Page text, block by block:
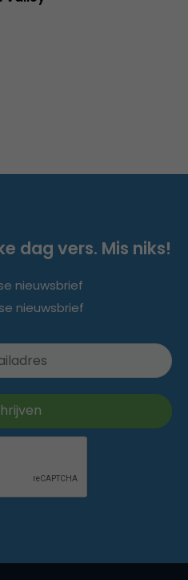
dag vers. Mis niks!
nieuwsbrief
nieuwsbrief